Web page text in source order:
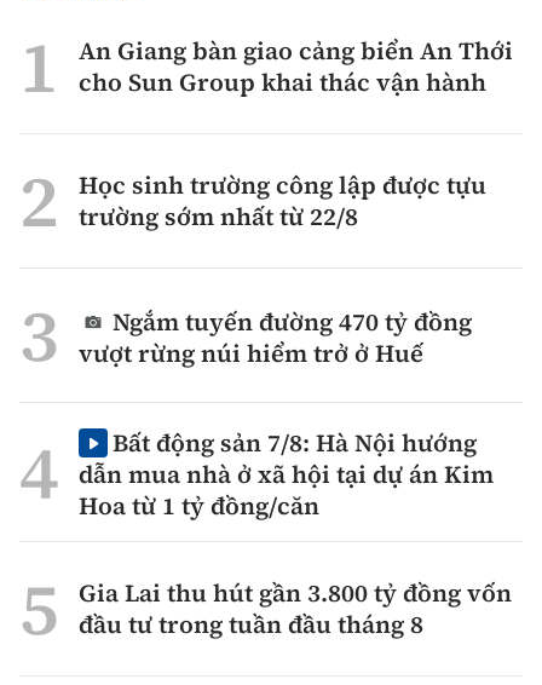
An Giang bàn giao cảng biển An Thới
cho Sun Group khai thác vận hành
Học sinh trường công lập được tựu
trường sớm nhất từ 22/8
Ngắm tuyến đường 470 tỷ đồng
vượt rừng núi hiểm trở ở Huế
Bất động sản 7/8: Hà Nội hướng
dẫn mua nhà ở xã hội tại dự án Kim
Hoa từ 1 tỷ đồng/căn
Gia Lai thu hút gần 3.800 tỷ đồng vốn
đầu tư trong tuần đầu tháng 8